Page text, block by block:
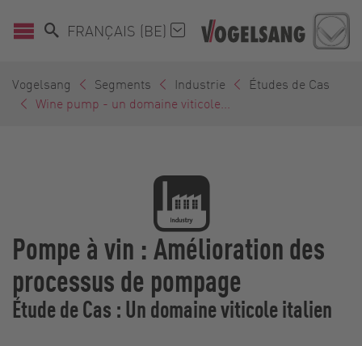
FRANÇAIS (BE)
Vogelsang Segments Industrie
Études de Cas
Wine pump - un domaine viticole...
Pompe à vin : Amélioration des
processus de pompage
Étude de Cas : Un domaine viticole italien